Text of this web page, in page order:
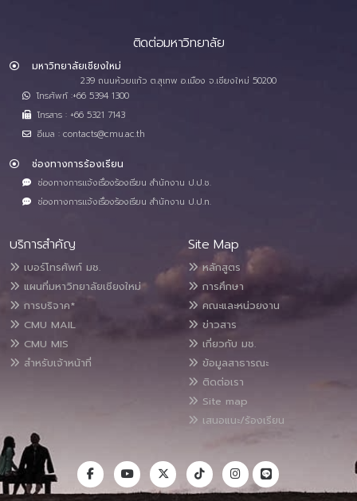
ติดต่อมหาวิทยาลัย
มหาวิทยาลัยเชียงใหม่
239 ถนนห้วยแก้ว ต.สุเทพ อ.เมือง จ.เชียงใหม่ 50200
โทรศัพท์ :+66 5394 1300
โทรสาร : +66 5321 7143
อีเมล : contacts@cmu.ac.th
ช่องทางการร้องเรียน
ช่องทางการแจ้งเรื่องร้องเรียน สำนักงาน ป.ป.ช.
ช่องทางการแจ้งเรื่องร้องเรียน สำนักงาน ป.ป.ท.
บริการสำคัญ
เบอร์โทรศัพท์ มช.
แผนที่มหาวิทยาลัยเชียงใหม่
การบริจาค*
CMU MAIL
CMU MIS
สำหรับเจ้าหน้าที่
Site Map
หลักสูตร
การศึกษา
คณะและหน่วยงาน
ข่าวสาร
เกี่ยวกับ มช.
ข้อมูลสาธารณะ
ติดต่อเรา
Site map
เสนอแนะ/ร้องเรียน